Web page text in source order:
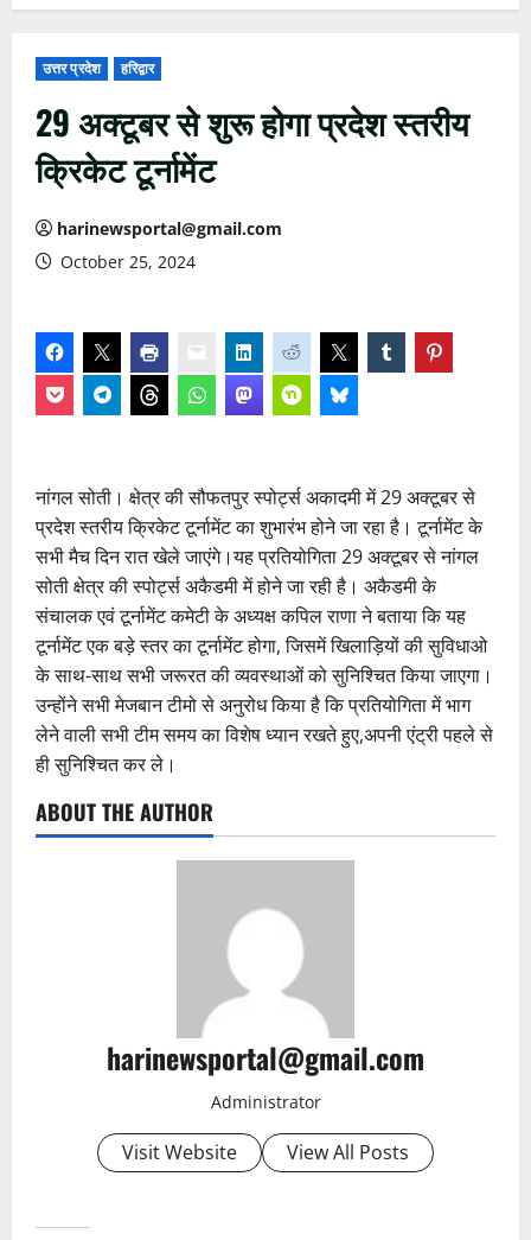
उत्तर प्रदेश हरिद्वार
29 अक्टूबर से शुरू होगा प्रदेश स्तरीय
क्रिकेट टूर्नामेंट
harinewsportal@gmail.com
October 25, 2024
नांगल सोती। क्षेत्र की सौफतपुर स्पोर्ट्स अकादमी में 29 अक्टूबर से
प्रदेश स्तरीय क्रिकेट टूर्नामेंट का शुभारंभ होने जा रहा है। टूर्नामेंट के
सभी मैच दिन रात खेले जाएंगे।यह प्रतियोगिता 29 अक्टूबर से नांगल
सोती क्षेत्र की स्पोर्ट्स अकैडमी में होने जा रही है। अकैडमी के
संचालक एवं टूर्नामेंट कमेटी के अध्यक्ष कपिल राणा ने बताया कि यह
टूर्नामेंट एक बड़े स्तर का टूर्नामेंट होगा, जिसमें खिलाड़ियों की सुविधाओ
के साथ-साथ सभी जरूरत की व्यवस्थाओं को सुनिश्चित किया जाएगा।
उन्होंने सभी मेजबान टीमो से अनुरोध किया है कि प्रतियोगिता में भाग
लेने वाली सभी टीम समय का विशेष ध्यान रखते हुए,अपनी एंट्री पहले से
ही सुनिश्चित कर ले।
ABOUT THE AUTHOR
harinewsportal@gmail.com
Administrator
Visit Website View All Posts